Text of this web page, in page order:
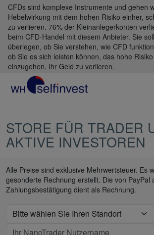
CFDs sind komplexe Instrumente und gehen
Hebelwirkung mit dem hohen Risiko einher,
zu verlieren. 76% der Kleinanlegerkonten
beim CFD-Handel mit diesem Anbieter. Sie
überlegen, ob Sie verstehen, wie CFD
ob Sie es sich leisten können, das hohe Risiko
einzugehen, Ihr Geld zu verlieren.
STORE FÜR TRADER
AKTIVE INVESTOREN
Alle Preise sind exklusive Mehrwertsteuer. Es
gesonderte Rechnung erstellt. Die von PayPal
Zahlungsbestätigung dient als Rechnung.